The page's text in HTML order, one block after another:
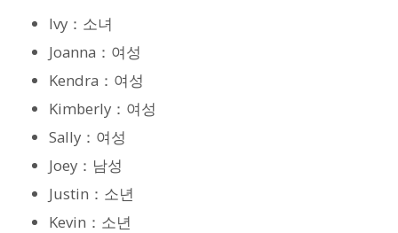
Ivy：소녀
Joanna：여성
Kendra：여성
Kimberly：여성
Sally：여성
Joey：남성
Justin：소년
Kevin：소년